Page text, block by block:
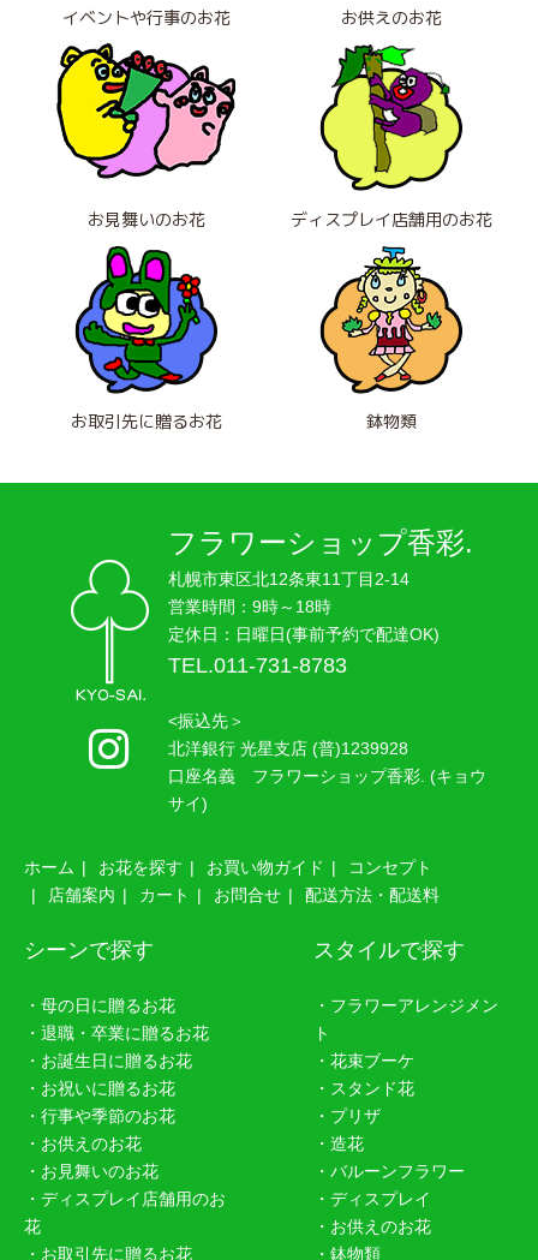
イベントや行事のお花 お供えのお花
お見舞いのお花 ディスプレイ店舗用のお花
お取引先に贈るお花 鉢物類
フラワーショップ香彩.
札幌市東区北12条東11丁目2-14
営業時間：9時～18時
定休日：日曜日(事前予約で配達OK)
TEL.011-731-8783
<振込先＞
北洋銀行 光星支店 (普)1239928
口座名義 フラワーショップ香彩. (キョウ
サイ)
ホーム お花を探す お買い物ガイド
コンセプト
店舗案内
カート お問合せ 配送方法・配送料
シーンで探す
・母の日に贈るお花
・退職・卒業に贈るお花
・お誕生日に贈るお花
・お祝いに贈るお花
・行事や季節のお花
・お供えのお花
・お見舞いのお花
・ディスプレイ店舗用のお
花
・お取引先に贈るお花
スタイルで探す
・フラワーアレンジメン
ト
・花束ブーケ
・スタンド花
・プリザ
・造花
・バルーンフラワー
・ディスプレイ
・お供えのお花
・鉢物類